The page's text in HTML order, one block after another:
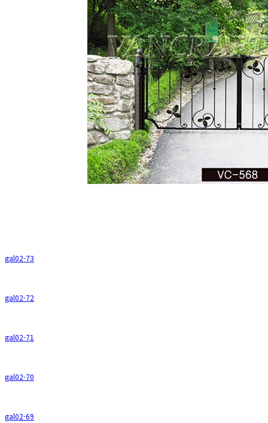
gal02-73
gal02-72
gal02-71
gal02-70
gal02-69